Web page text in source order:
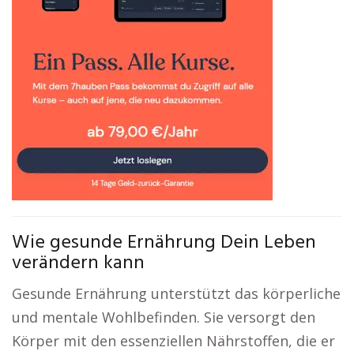
Wie gesunde Ernährung Dein Leben
verändern kann
Gesunde Ernährung unterstützt das körperliche
und mentale Wohlbefinden. Sie versorgt den
Körper mit den essenziellen Nährstoffen, die er